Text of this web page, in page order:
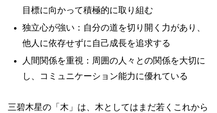
目標に向かって積極的に取り組む
独立心が強い：自分の道を切り開く力があり、
他人に依存せずに自己成長を追求する
人間関係を重視：周囲の人々との関係を大切に
し、コミュニケーション能力に優れている
三碧木星の「木」は、木としてはまだ若くこれから